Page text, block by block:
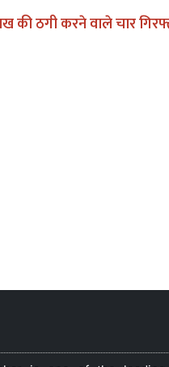
की ठगी करने वाले चार